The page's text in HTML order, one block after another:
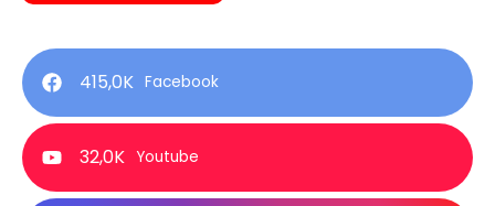
415,0K Facebook
32,0K Youtube